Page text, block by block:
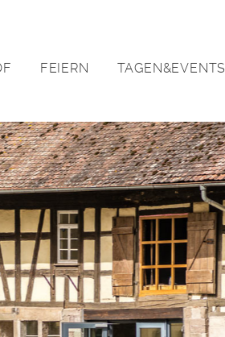
FEIERN TAGEN&EVENTS